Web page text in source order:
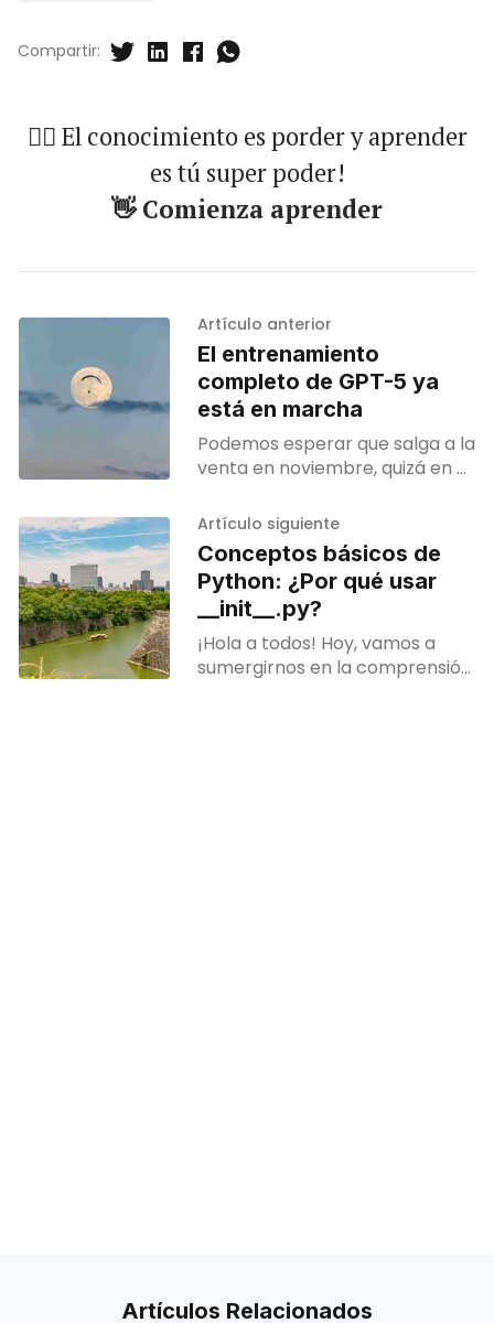
Compartir:
🐱‍🏍 El conocimiento es porder y aprender
es tú super poder!
👋 Comienza aprender
Artículo anterior
El entrenamiento
completo de GPT-5 ya
está en marcha
Podemos esperar que salga a la
venta en noviembre, quizá en el
lanzamiento del legendario
ChatGPT.
Artículo siguiente
Conceptos básicos de
Python: ¿Por qué usar
__init__.py?
¡Hola a todos! Hoy, vamos a
sumergirnos en la comprensión
Artículos Relacionados